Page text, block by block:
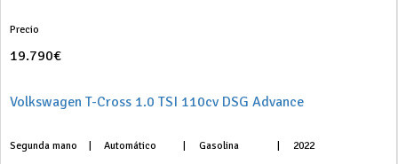
Precio
19.790€
Volkswagen T-Cross 1.0 TSI 110cv DSG Advance
Segunda mano Automático Gasolina 2022